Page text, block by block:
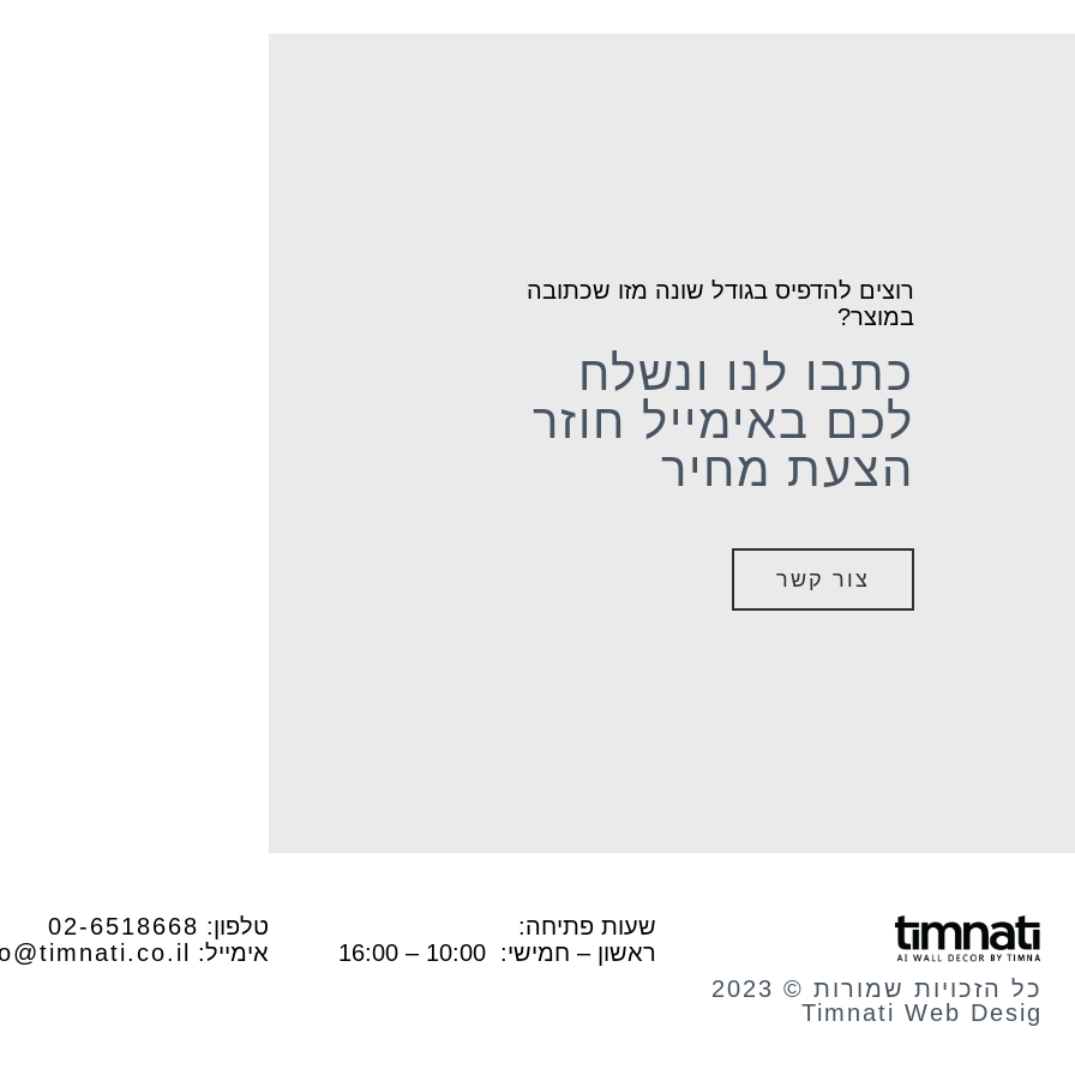
רוצים להדפיס בגודל שונה מזו שכתובה
במוצר?
כתבו לנו ונשלח
לכם באימייל חוזר
הצעת מחיר
צור קשר
כל הזכויות שמורות © 2023
Timnati Web Desig
שעות פתיחה:
ראשון – חמישי: 10:00 – 16:00
טלפון: 02-6518668
אימייל:
hypermaximalist
watercolor
מנדלות
₪35.00
+
ADD
עיירה של פעם
₪35.00